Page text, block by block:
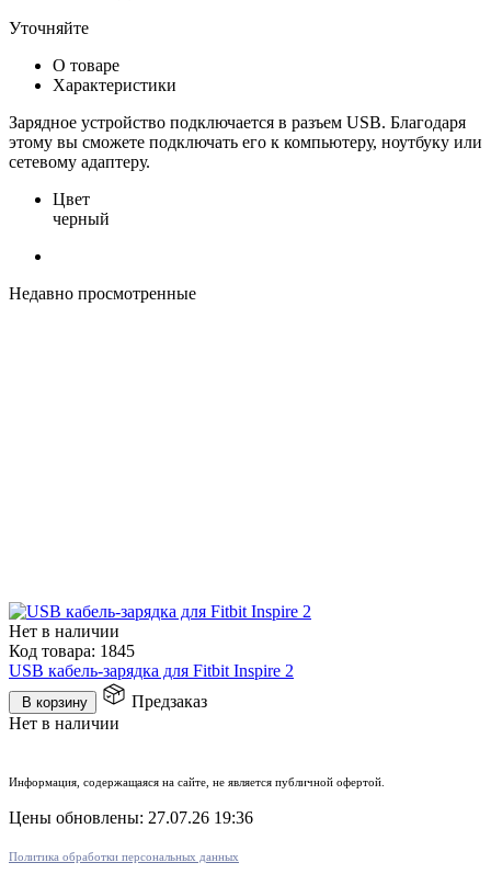
Уточняйте
О товаре
Характеристики
Зарядное устройство подключается в разъем USB. Благодаря
этому вы сможете подключать его к компьютеру, ноутбуку или
сетевому адаптеру.
Цвет
черный
Недавно просмотренные
Нет в наличии
Код товара: 1845
USB кабель-зарядка для Fitbit Inspire 2
В корзину
Предзаказ
Нет в наличии
Информация, содержащаяся на сайте, не является публичной офертой.
Цены обновлены: 27.07.26 19:36
Политика обработки персональных данных